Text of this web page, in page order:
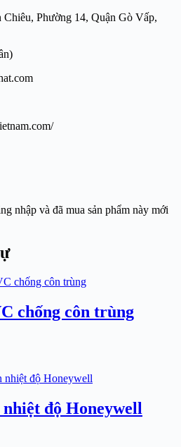
Phường 14, Quận Gò Vấp,
nhập và đã mua sản phẩm này mới
chống côn trùng
độ Honeywell